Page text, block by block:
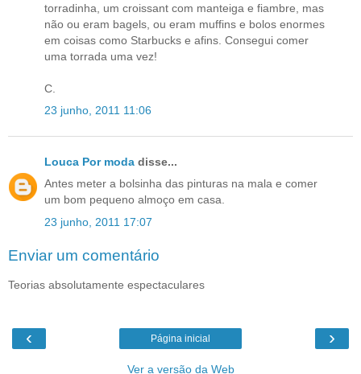
torradinha, um croissant com manteiga e fiambre, mas
não ou eram bagels, ou eram muffins e bolos enormes
em coisas como Starbucks e afins. Consegui comer
uma torrada uma vez!
C.
23 junho, 2011 11:06
Louca Por moda disse...
Antes meter a bolsinha das pinturas na mala e comer
um bom pequeno almoço em casa.
23 junho, 2011 17:07
Enviar um comentário
Teorias absolutamente espectaculares
‹ ›
Página inicial
Ver a versão da Web